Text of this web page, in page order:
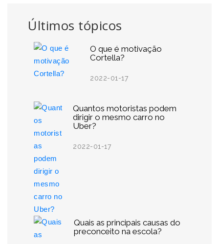
Últimos tópicos
O que é motivação
Cortella?
2022-01-17
Quantos motoristas podem
dirigir o mesmo carro no
Uber?
2022-01-17
Quais as principais causas do
preconceito na escola?